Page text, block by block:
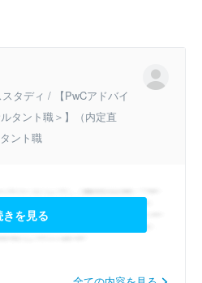
タディ / 【PwCアドバイ
タント職＞】（内定直
ント職
きを見る